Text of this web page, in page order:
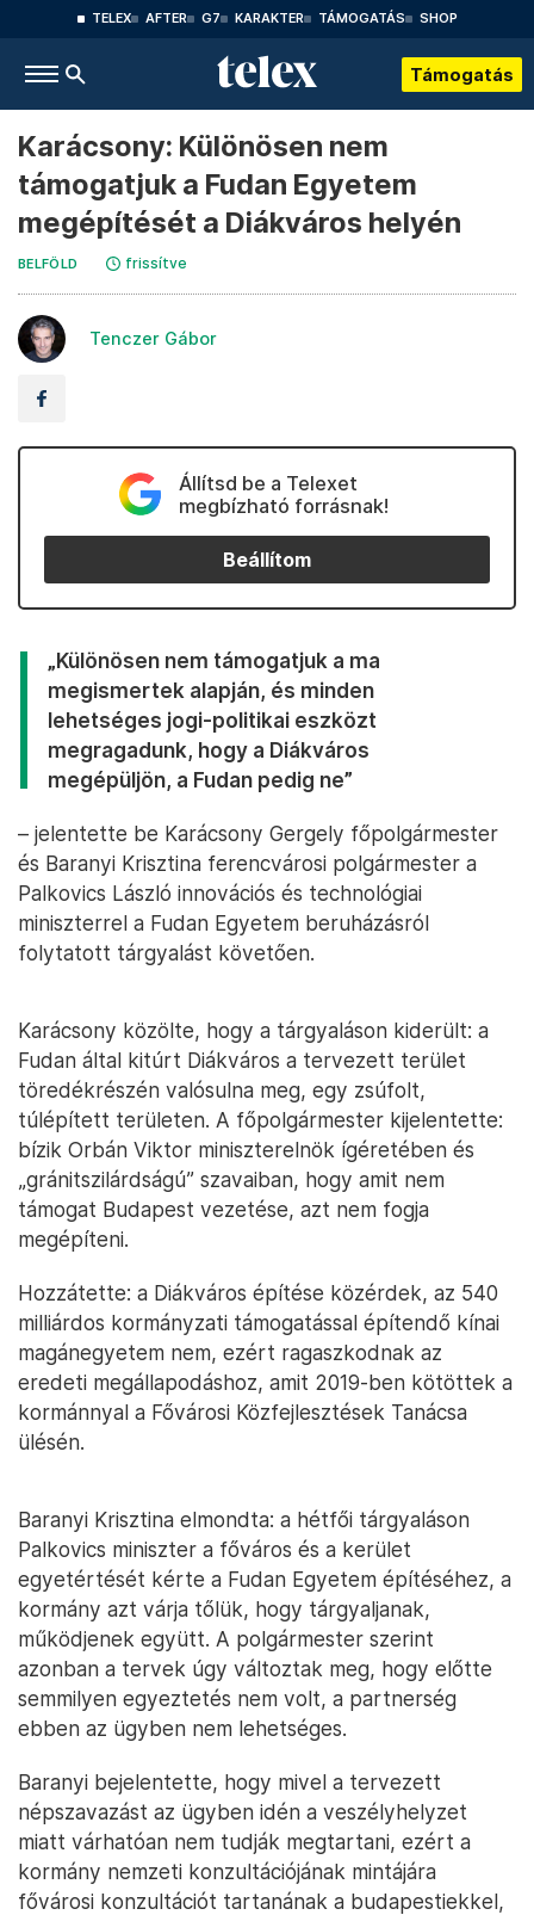
TELEX AFTER G7 KARAKTER TÁMOGATÁS SHOP
Támogatás
Karácsony: Különösen nem
támogatjuk a Fudan Egyetem
megépítését a Diákváros helyén
BELFÖLD frissítve
Tenczer Gábor
Állítsd be a Telexet
megbízható forrásnak!
Beállítom
„Különösen nem támogatjuk a ma
megismertek alapján, és minden
lehetséges jogi-politikai eszközt
megragadunk, hogy a Diákváros
megépüljön, a Fudan pedig ne”
– jelentette be Karácsony Gergely főpolgármester
és Baranyi Krisztina ferencvárosi polgármester a
Palkovics László innovációs és technológiai
miniszterrel a Fudan Egyetem beruházásról
folytatott tárgyalást követően.
Karácsony közölte, hogy a tárgyaláson kiderült: a
Fudan által kitúrt Diákváros a tervezett terület
töredékrészén valósulna meg, egy zsúfolt,
túlépített területen. A főpolgármester kijelentette:
bízik Orbán Viktor miniszterelnök ígéretében és
„gránitszilárdságú” szavaiban, hogy amit nem
támogat Budapest vezetése, azt nem fogja
megépíteni.
Hozzátette: a Diákváros építése közérdek, az 540
milliárdos kormányzati támogatással építendő kínai
magánegyetem nem, ezért ragaszkodnak az
eredeti megállapodáshoz, amit 2019-ben kötöttek a
kormánnyal a Fővárosi Közfejlesztések Tanácsa
ülésén.
Baranyi Krisztina elmondta: a hétfői tárgyaláson
Palkovics miniszter a főváros és a kerület
egyetértését kérte a Fudan Egyetem építéséhez, a
kormány azt várja tőlük, hogy tárgyaljanak,
működjenek együtt. A polgármester szerint
azonban a tervek úgy változtak meg, hogy előtte
semmilyen egyeztetés nem volt, a partnerség
ebben az ügyben nem lehetséges.
Baranyi bejelentette, hogy mivel a tervezett
népszavazást az ügyben idén a veszélyhelyzet
miatt várhatóan nem tudják megtartani, ezért a
kormány nemzeti konzultációjának mintájára
fővárosi konzultációt tartanának a budapestiekkel,